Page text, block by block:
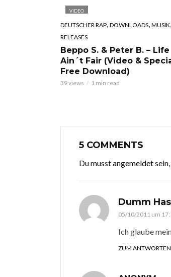
VIDEO
DEUTSCHER RAP, DOWNLOADS, MUSIK,
RELEASES
Beppo S. & Peter B. – Life
Ain´t Fair (Video &
Free Download)
39 views 1 min read
5 COMMENTS
Du musstangemeldet
Dumm
05/10/2011 um
Ich glaube
ZUM